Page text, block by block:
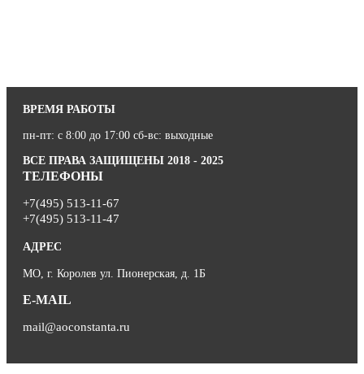
ВРЕМЯ РАБОТЫ
пн-пт: с 8:00 до 17:00 сб-вс: выходные
ВСЕ ПРАВА ЗАЩИЩЕНЫ 2018 - 2025
ТЕЛЕФОНЫ
+7(495) 513-11-67
+7(495) 513-11-47
АДРЕС
МО, г. Королев ул. Пионерская, д. 1Б
E-MAIL
mail@aoconstanta.ru